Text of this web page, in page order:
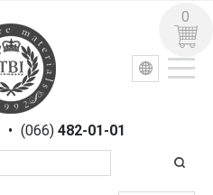
• (066) 482-01-01
УКР РУС
0